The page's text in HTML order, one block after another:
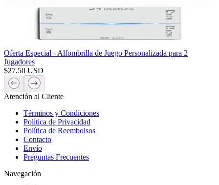
Oferta Especial - Alfombrilla de Juego Personalizada para 2
Jugadores
$27.50 USD
Atención al Cliente
Términos y Condiciones
Política de Privacidad
Política de Reembolsos
Contacto
Envío
Preguntas Frecuentes
Navegación